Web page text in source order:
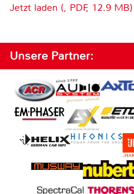
Jetzt laden (, PDF, 12.9 MB)
Unsere Partner: